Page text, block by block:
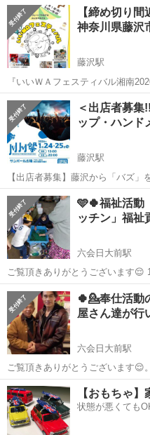
【締め切り
神奈川県藤沢
藤沢駅
『いいＷＡフェスティバル湘南2026』 開
ルーシブ（共生）な社会が当たり
為に開催 ★主催 主催： いい
神奈川 藤沢市 藤沢駅 地
＜出店者募集
ップ・ハン
藤沢駅
【出店者募集】藤沢から「バズ」
開催！ &YOU ENTERTAINMENT
（日）の2日間、藤沢駅北口 サン
た新しいフ...
神奈川 藤沢市 藤沢駅 地
🩵🍀福祉活動
ッチン」福
六会日大前駅
ご覧頂きありがとうございます😌 12月28日（日）わいわい市藤沢店に
て 出店を予定しておりました キ
都合により 中止とさせて頂く事
た皆様には 大変申し訳...
神奈川 藤沢市 六会日大前駅
🍀💁奉仕活動
屋さん達が行
六会日大前駅
ご覧頂きありがとうございます😌。 12月20日（土）・12月21日（日
わいわい市藤沢店15周年祭開催し
お昼からガラポン抽選会ブースで
アで...
神奈川 藤沢市 六会日大前
【おもちゃ
状態が悪くても